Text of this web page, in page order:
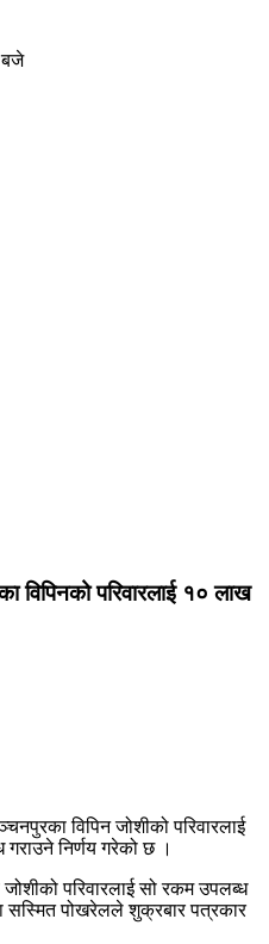
विपिनको परिवारलाई १० लाख
विपिन जोशीको परिवारलाई
निर्णय गरेको छ ।
परिवारलाई सो रकम उपलब्ध
सस्मित पोखरेलले शुक्रबार पत्रकार